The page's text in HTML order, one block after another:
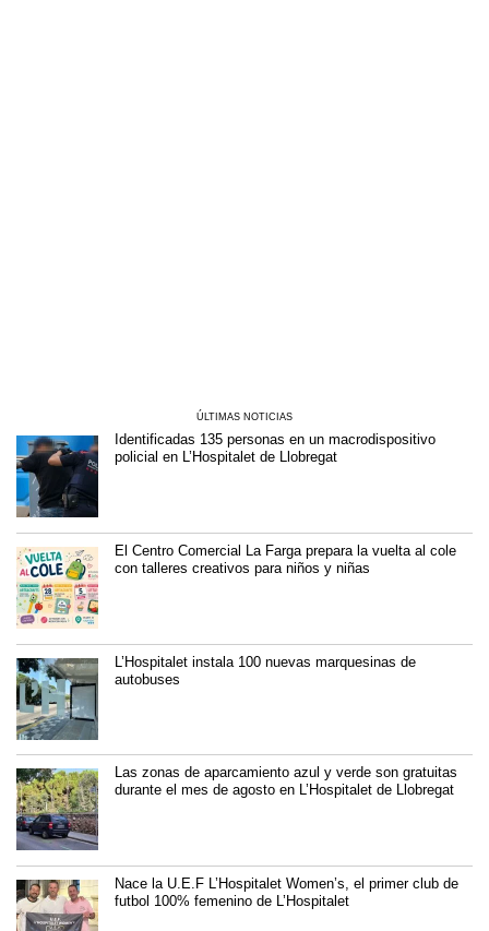
ÚLTIMAS NOTICIAS
Identificadas 135 personas en un macrodispositivo
policial en L’Hospitalet de Llobregat
El Centro Comercial La Farga prepara la vuelta al cole
con talleres creativos para niños y niñas
L’Hospitalet instala 100 nuevas marquesinas de
autobuses
Las zonas de aparcamiento azul y verde son gratuitas
durante el mes de agosto en L’Hospitalet de Llobregat
Nace la U.E.F L’Hospitalet Women’s, el primer club de
futbol 100% femenino de L’Hospitalet